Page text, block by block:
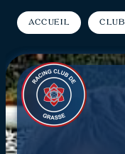
Accueil Club